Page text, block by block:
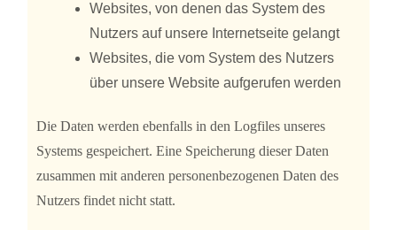
Websites, von denen das System des
Nutzers auf unsere Internetseite gelangt
Websites, die vom System des Nutzers
über unsere Website aufgerufen werden
Die Daten werden ebenfalls in den Logfiles unseres
Systems gespeichert. Eine Speicherung dieser Daten
zusammen mit anderen personenbezogenen Daten des
Nutzers findet nicht statt.